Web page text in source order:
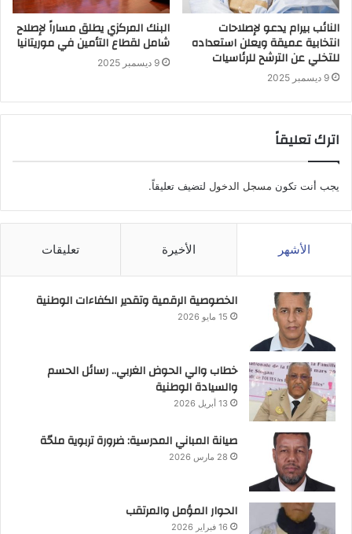
النائب بيرام يدعو لإصلاحات
انتخابية عميقة ويعلن استعداده
للتخلي عن الترشح للرئاسيات
9 ديسمبر 2025
البنك المركزي يطلق مساراً لإصلاح
شامل لقطاع التأمين في موريتانيا
9 ديسمبر 2025
اترك تعليقاً
يجب أنت تكون مسجل الدخول لتضيف تعليقاً.
الأشهر الأخيرة تعليقات
الخصوصية الرقمية وتقدير الكفاءات الوطنية
15 مايو 2026
خطاب والي الحوض الغربي.. رسائل الحسم
والسيادة الوطنية
13 أبريل 2026
صيانة المباني المدرسية: ضرورة تربوية ملحّة
28 مارس 2026
الحوار المؤمل والمرتقب
16 فبراير 2026